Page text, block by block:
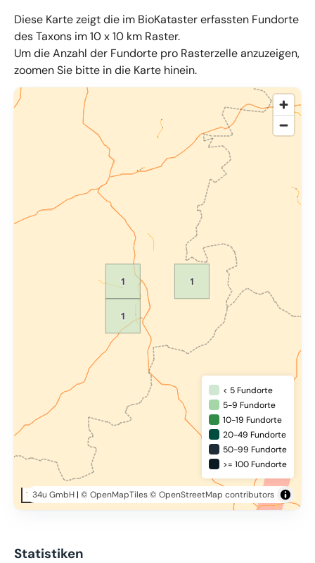
Diese Karte zeigt die im BioKataster erfassten Fundorte
des Taxons im 10 x 10 km Raster.
Um die Anzahl der Fundorte pro Rasterzelle anzuzeigen,
zoomen Sie bitte in die Karte hinein.
© OpenMapTiles ,OpenStreetMap
10 km
34u GmbH| © OpenMapTiles© OpenStreetMap contributors
< 5 Fundorte
5-9 Fundorte
10-19 Fundorte
20-49 Fundorte
50-99 Fundorte
>= 100 Fundorte
Statistiken